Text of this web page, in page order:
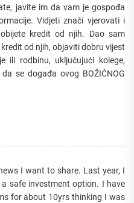
javite im da vam je gospođa
Vidjeti znači vjerovati i
kredit od njih. Dao sam
od njih, objaviti dobru vijest
ili rodbinu, uključujući kolege,
se događa ovog BOŽIĆNOG
I want to share. Last year, I
safe investment option. I have
for about 10yrs thinking I was